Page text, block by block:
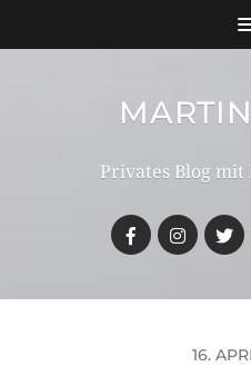
Privates Blog mit
16.